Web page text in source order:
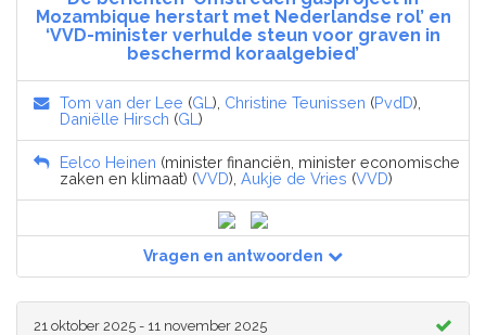
Mozambique herstart met Nederlandse rol’ en
‘VVD-minister verhulde steun voor graven in
beschermd koraalgebied’
Tom van der Lee (GL ), Christine Teunissen (PvdD),
Daniëlle Hirsch (GL )
Eelco Heinen (minister financiën, minister economische
zaken en klimaat) (VVD), Aukje de Vries (VVD)
Vragen en antwoorden
21 oktober 2025 - 11 november 2025